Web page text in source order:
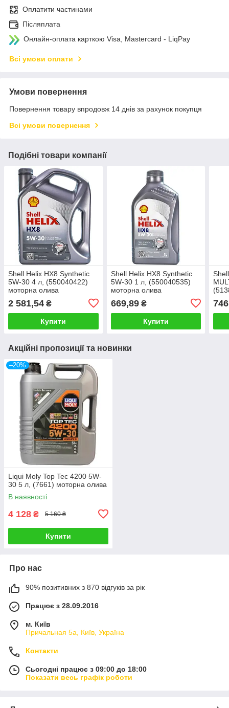
Оплатити частинами
Післяплата
Онлайн-оплата карткою Visa, Mastercard - LiqPay
Всі умови оплати
Умови повернення
Повернення товару впродовж 14 днів за рахунок покупця
Всі умови повернення
Подібні товари компанії
Shell Helix HX8 Synthetic
5W-30 4 л, (550040422)
моторна олива
2 581,54 ₴
Купити
Shell Helix HX8 Synthetic
5W-30 1 л, (550040535)
моторна олива
669,89₴
Купити
Акційні пропозиції та новинки
–20%
Liqui Moly Top Tec 4200 5W-
30 5 л, (7661) моторна олива
В наявності
4 128 ₴ 5 160 ₴
Купити
Про нас
90% позитивних з 870 відгуків за рік
Працює з 28.09.2016
м. Київ
Причальная 5а, Київ, Україна
Контакти
Сьогодні працює з 09:00 до 18:00
Показати весь графік роботи